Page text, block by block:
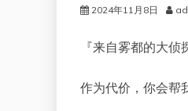
2024年11月8日
『来自雾都的大侦
作为代价，你会帮